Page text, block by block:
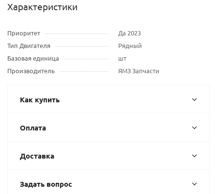
Характеристики
Приоритет
Да 2023
Тип Двигателя
Рядный
Базовая единица
шт
Производитель
ЯМЗ Запчасти
Как купить
Оплата
Доставка
Задать вопрос